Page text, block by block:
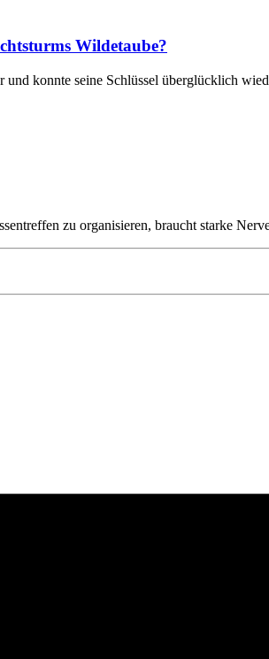
Wildetaube?
konnte seine Schlüssel überglücklich
zu organisieren, braucht starke